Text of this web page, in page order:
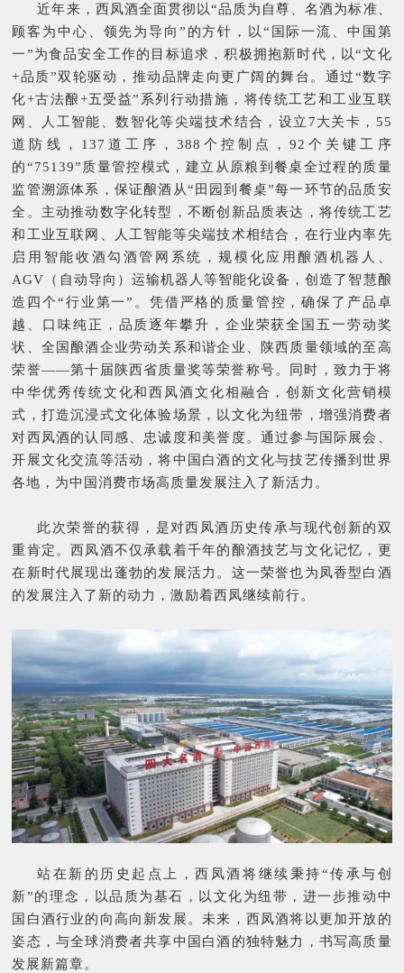
近年来，西凤酒全面贯彻以“品质为自尊、名酒为标准、
顾客为中心、领先为导向”的方针，以“国际一流、中国第
一”为食品安全工作的目标追求，积极拥抱新时代， 以“文化
+品质”双轮驱动，推动品牌走向更广阔的舞台。 通过“数字
化+古法酿+五受益”系列行动措施，将传统工艺和工业互联
网、人工智能、数智化等尖端技术结合，设立7大关卡，55
道防线，137道工序，388个控制点，92个关键工序
的“75139”质量管控模式， 建立从原粮到餐桌全过程的质量
监管溯源体系， 保证酿酒从“田园到餐桌”每一环节的品质安
全。 主动推动数字化转型，不断创新品质表达，将传统工艺
和工业互联网、人工智能等尖端技术相结合，在行业内率先
启用智能收酒勾酒管网系统，规模化应用酿酒机器人、
AGV（自动导向）运输机器人等智能化设备，创造了 智慧酿
造四个“行业第一”。 凭借严格的质量管控，确保了产品卓
越、口味纯正，品质逐年攀升，企业荣获全国五一劳动奖
状、全国酿酒企业劳动关系和谐企业、
陕西质量领域的至高
荣誉——第十届陕西省质量奖等荣誉称号。同时， 致力于将
中华优秀传统文化和西凤酒文化相融合，创新文化营销模
式，打造沉浸式文化体验场景，以文化为纽带，增强消费者
对西凤酒的认同感、忠诚度和美誉度。 通过参与国际展会、
开展文化交流等活动，将中国白酒的文化与技艺传播到世界
各地，为中国消费市场高质量发展注入了新活力。
此次荣誉的获得，是对西凤酒历史传承与现代创新的双
重肯定。西凤酒不仅承载着千年的酿酒技艺与文化记忆，更
在新时代展现出蓬勃的发展活力。 这一荣誉也为凤香型白酒
的发展注入了新的动力，激励着西凤继续前行。
站在新的历史起点上，西凤酒将继续秉持“传承与创
新”的理念，以品质为基石，以文化为纽带，进一步推动中
国白酒行业的向高向新发展。未来，西凤酒将以更加开放的
姿态，与全球消费者共享中国白酒的独特魅力，书写高质量
发展新篇章。